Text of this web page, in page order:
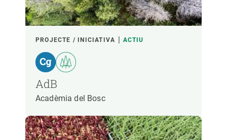
- QUALSEVOL - ACTIU INACTIU
PROJECTE / INICIATIVA ACTIU
AdB
Acadèmia del Bosc